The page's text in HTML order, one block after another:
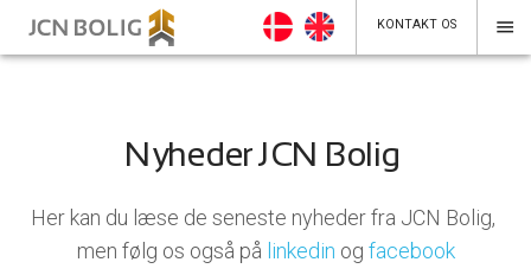
KONTAKT OS menu
Nyheder JCN Bolig
Her kan du læse de seneste nyheder fra JCN Bolig,
men følg os også på linkedin og facebook